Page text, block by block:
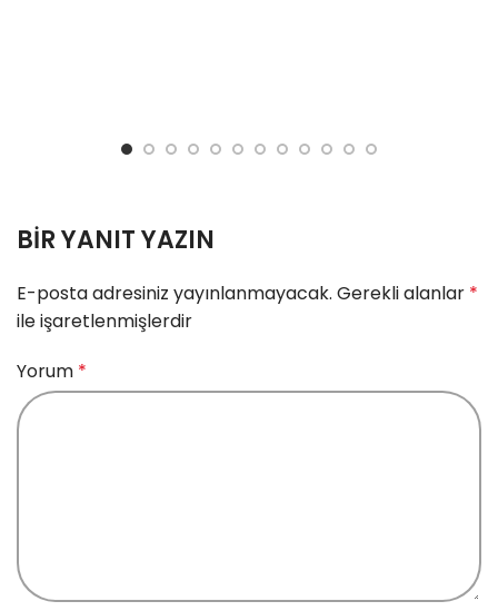
BIR YANIT YAZIN
E-posta adresiniz yayınlanmayacak. Gerekli alanlar *
ile işaretlenmişlerdir
Yorum *